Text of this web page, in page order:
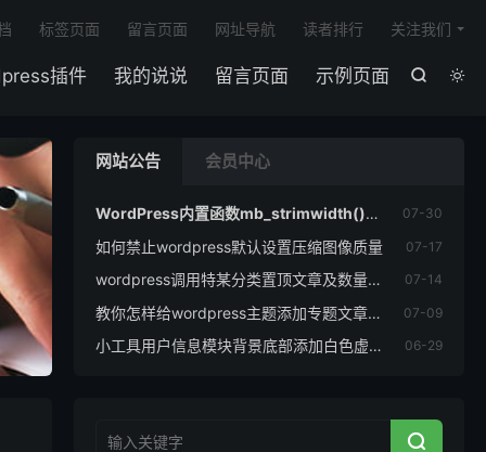


插件 我的说说 留言页面 示例页面
标签页面 留言页面 网址导航 读者排行 关注我们

网站公告 会员中心
07-30
WordPress内置函数mb_strimwidth()不能用
07-17
如何禁止wordpress默认设置压缩图像质量
07-14
wordpress调用特某分类置顶文章及数量的代码
07-09
教你怎样给wordpress主题添加专题文章功能
06-29
小工具用户信息模块背景底部添加白色虚化效果
